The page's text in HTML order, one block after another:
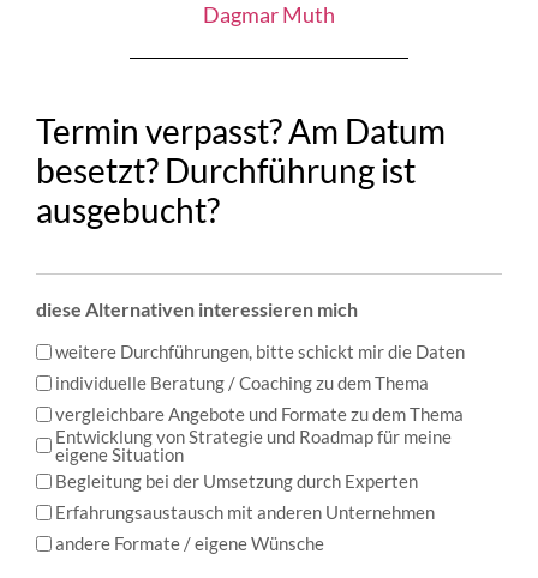
Dagmar Muth
Termin verpasst? Am Datum
besetzt? Durchführung ist
ausgebucht?
diese Alternativen interessieren mich
weitere Durchführungen, bitte schickt mir die Daten
individuelle Beratung / Coaching zu dem Thema
vergleichbare Angebote und Formate zu dem Thema
Entwicklung von Strategie und Roadmap für meine
eigene Situation
Begleitung bei der Umsetzung durch Experten
Erfahrungsaustausch mit anderen Unternehmen
andere Formate / eigene Wünsche